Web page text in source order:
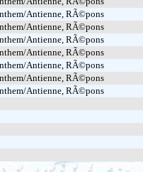
Antienne, RÃ©pons
Antienne, RÃ©pons
Antienne, RÃ©pons
Antienne, RÃ©pons
Antienne, RÃ©pons
Antienne, RÃ©pons
Antienne, RÃ©pons